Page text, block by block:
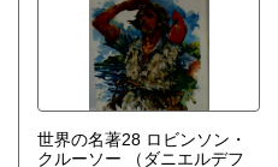
世界の名著28 ロビンソン・
クルーソー
（ダニエルデフ